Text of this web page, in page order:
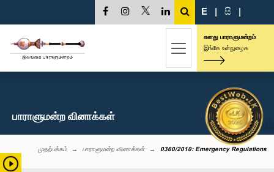
E | සි |
எனது பாராளுமன்றம்
இங்கே உள்நுழைக
பாராளுமன்ற வினாக்கள்
முதற்பக்கம் பாராளுமன்ற வினாக்கள் 0360/2010: Emergency Regulations